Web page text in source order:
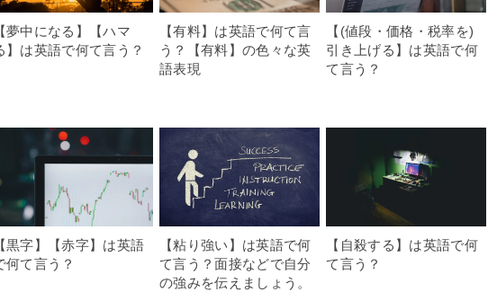
【夢中になる】【ハマ
】は英語で何て言う？
【有料】は英語で何て言
う？【有料】の色々な英
語表現
【(値段・価格・税率を)
引き上げる】は英語で何
て言う？
【黒字】【赤字】は英語
何て言う？
【粘り強い】は英語で何
て言う？面接などで自分
の強みを伝えましょう。
【自殺する】は英語で何
て言う？